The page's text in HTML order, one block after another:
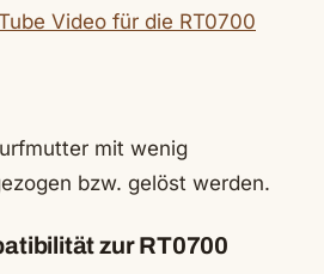
Video für die RT0700
mit wenig
bzw. gelöst werden.
zur RT0700